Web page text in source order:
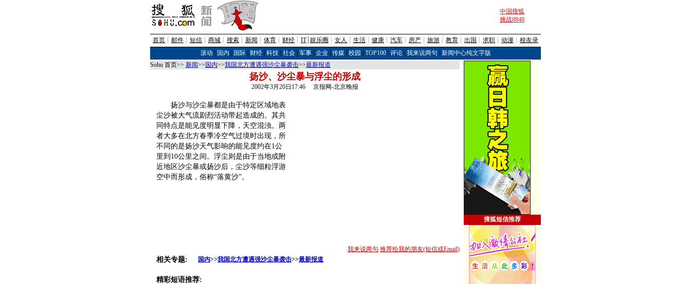
中国搜狐
挑战8848
首页 ┊ 邮件 ┊ 短信 ┊ 商城 ┊ 搜索 ┊ 新闻 ┊ 体育 ┊ 财经 ┊ IT┊ 娱乐圈 ┊ 女人 ┊ 生活 ┊ 健康 ┊ 汽车 ┊ 房产 ┊ 旅游 ┊ 教育 ┊ 出国 ┊ 求职 ┊ 动漫 ┊ 校友录
滚动
国内 国际| 财经| 科技| 社会| 军事| 企业 传媒| 校园 TOP100| 评论| 我来说两句
新闻中心纯文字版
Sohu 首页>> 新闻>> 国内>>我国北方遭遇强沙尘暴袭击>>最新报道
扬沙、沙尘暴与浮尘的形成
2002年3月20日17:46 京报网-北京晚报
扬沙与沙尘暴都是由于特定区域地表
尘沙被大气流剧烈活动带起造成的。其共
同特点是能见度明显下降，天空混浊。两
者大多在北方春季冷空气过境时出现，所
不同的是扬沙天气影响的能见度约在1公
里到10公里之间。浮尘则是由于当地或附
近地区沙尘暴或扬沙后，尘沙等细粒浮游
空中而形成，俗称“落黄沙”。
我来说两句 推荐给我的朋友(短信或Email)
相关专题: 国内>>我国北方遭遇强沙尘暴袭击>>最新报道
精彩短语推荐:
搜狐短信推荐